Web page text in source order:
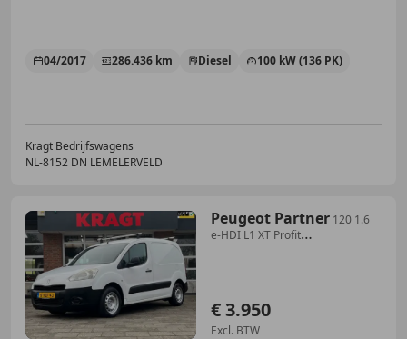
04/2017 286.436 km Diesel 100 kW (136 PK)
Kragt Bedrijfswagens
NL-8152 DN LEMELERVELD
Peugeot Partner 120 1.6
e-HDI L1 XT Profit
€ 3.950
Excl. BTW